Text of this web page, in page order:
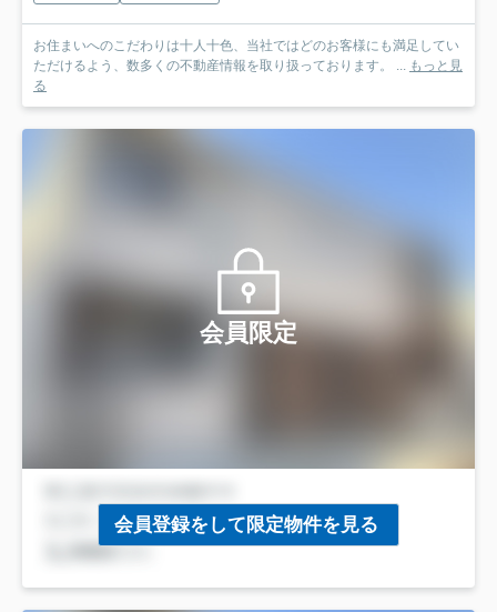
お住まいへのこだわりは十人十色、当社ではどのお客様にも満足してい
ただけるよう、数多くの不動産情報を取り扱っております。 ... もっと見
る
会員限定
会員登録をして限定物件を見る